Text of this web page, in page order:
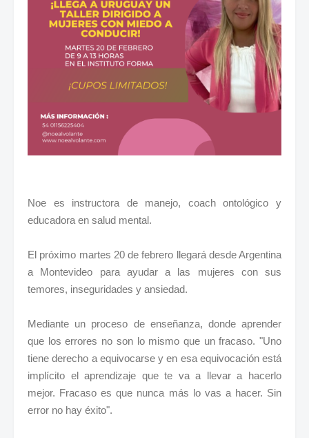
Noe es instructora de manejo, coach ontológico y
educadora en salud mental.
El próximo martes 20 de febrero llegará desde Argentina
a Montevideo para ayudar a las mujeres con sus
temores, inseguridades y ansiedad.
Mediante un proceso de enseñanza, donde aprender
que los errores no son lo mismo que un fracaso. "Uno
tiene derecho a equivocarse y en esa equivocación está
implícito el aprendizaje que te va a llevar a hacerlo
mejor. Fracaso es que nunca más lo vas a hacer. Sin
error no hay éxito".